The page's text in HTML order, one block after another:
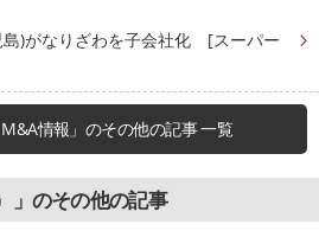
島)がなりざわを子会社化 [スーパー
M&A情報」のその他の記事 一覧
」のその他の記事